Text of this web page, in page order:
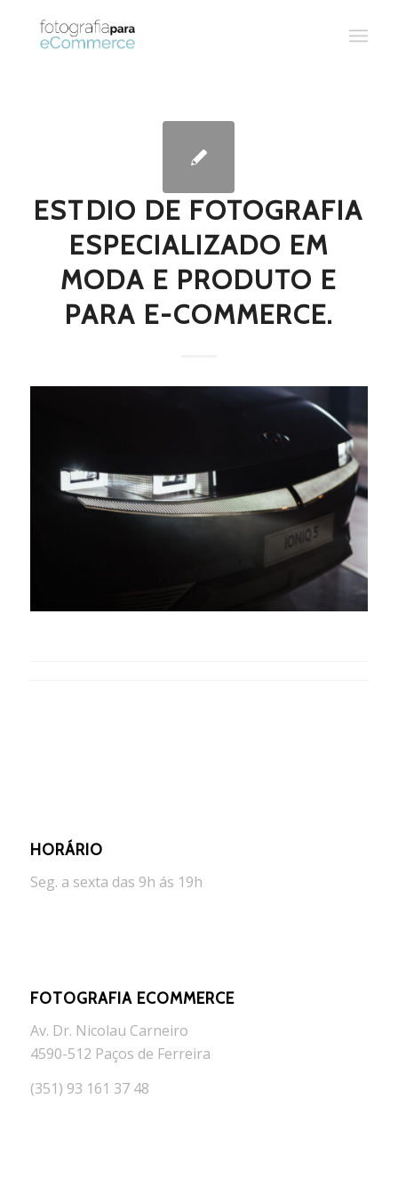
ESTDIO DE FOTOGRAFIA
ESPECIALIZADO EM
MODA E PRODUTO E
PARA E-COMMERCE.
HORÁRIO
Seg. a sexta das 9h ás 19h
FOTOGRAFIA ECOMMERCE
Av. Dr. Nicolau Carneiro
4590-512 Paços de Ferreira
(351) 93 161 37 48